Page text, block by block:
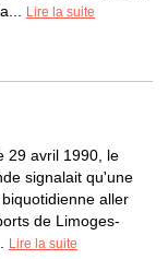
Lire la suite
29 avril 1990, le
signalait qu'une
aller
de Limoges-
Lire la suite